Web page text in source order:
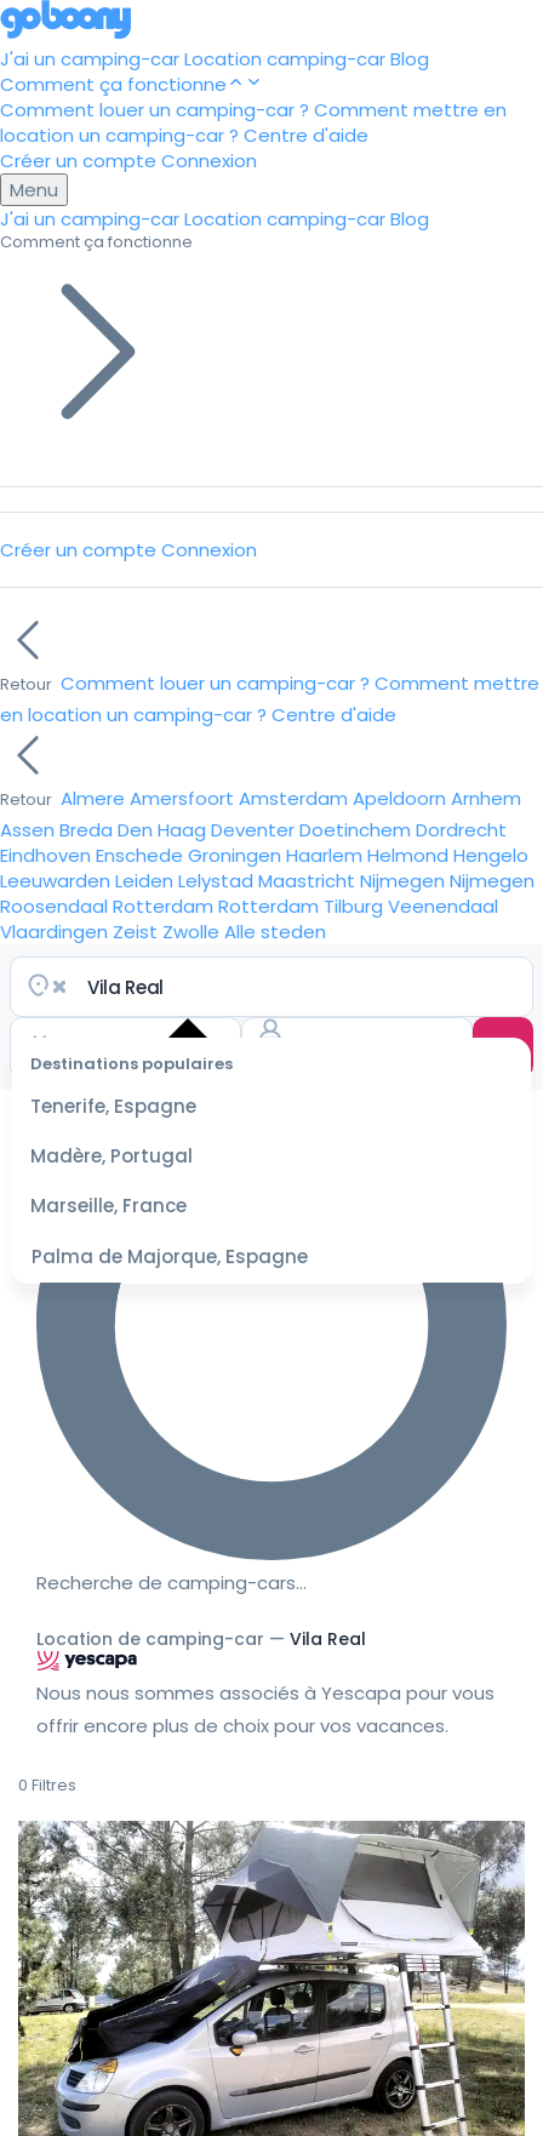
J'ai un camping-carLocation camping-carBlog
Comment ça fonctionne
Comment louer un camping-car ? Comment mettre en
location un camping-car ? Centre d'aide
Créer un compte Connexion
Menu
J'ai un camping-carLocation camping-carBlog
Comment ça fonctionne
Créer un compte Connexion
Retour Comment louer un camping-car ? Comment mettre
en location un camping-car ? Centre d'aide
Retour Almere Amersfoort Amsterdam Apeldoorn Arnhem
Assen Breda Den Haag DeventerDoetinchem Dordrecht
Eindhoven Enschede Groningen Haarlem Helmond Hengelo
Leeuwarden Leiden Lelystad Maastricht Nijmegen Nijmegen
Roosendaal Rotterdam Rotterdam Tilburg Veenendaal
Vlaardingen Zeist Zwolle Alle steden
Destinations populaires
Tenerife, Espagne
Madère, Portugal
Marseille, France
Palma de Majorque, Espagne
Choisir
les
pour les
tarifs
Recherche de camping-cars…
Location de camping-car — Vila Real
Nous nous sommes associés à Yescapa pour vous
offrir encore plus de choix pour vos vacances.
0 Filtres